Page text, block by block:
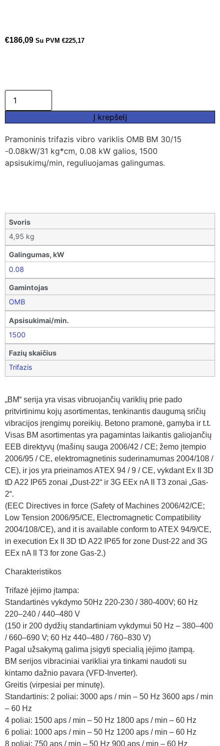
€186,09 Su PVM €225,17
Į krepšelį
Pramoninis trifazis vibro variklis OMB BM 30/15
-0.08kW/31 kg*cm, 0.08 kW galios, 1500
apsisukimų/min, reguliuojamas galingumas.
Svoris
4,95 kg
Galingumas, kW
0.08
Gamintojas
OMB
Apsisukimai/min.
1500
Fazių skaičius
Trifazis
„BM“ serija yra visas vibruojančių variklių prie pado
pritvirtinimu kojų asortimentas, tenkinantis daugumą sričių
vibracijos įrengimų poreikių. Betono pramonė, gamyba ir t.t.
Visas BM asortimentas yra pagamintas laikantis galiojančių
EEB direktyvų (mašinų sauga 2006/42 / CE; žemo įtempio
2006/95 / CE, elektromagnetinis suderinamumas 2004/108 /
CE), ir jos yra prieinamos ATEX 94 / 9 / CE, vykdant Ex II 3D
tD A22 IP65 zonai „Dust-22“ ir 3G EEx nA II T3 zonai „Gas-
2“.
(EEC Directives in force (Safety of Machines 2006/42/CE;
Low Tension 2006/95/CE, Electromagnetic Compatibility
2004/108/CE), and it is available conform to ATEX 94/9/CE,
in execution Ex II 3D tD A22 IP65 for zone Dust-22 and 3G
EEx nA II T3 for zone Gas-2.)
Charakteristikos
Trifazė įėjimo įtampa:
Standartinės vykdymo 50Hz 220-230 / 380-400V; 60 Hz
220–240 / 440–480 V
(150 ir 200 dydžių standartiniam vykdymui 50 Hz – 380–400
/ 660–690 V; 60 Hz 440–480 / 760–830 V)
Pagal užsakymą galima įsigyti specialią įėjimo įtampą.
BM serijos vibraciniai varikliai yra tinkami naudoti su
kintamo dažnio pavara (VFD-Inverter).
Greitis (virpesiai per minutę).
Standartinis: 2 poliai: 3000 aps / min – 50 Hz 3600 aps / min
– 60 Hz
4 poliai: 1500 aps / min – 50 Hz 1800 aps / min – 60 Hz
6 poliai: 1000 aps / min – 50 Hz 1200 aps / min – 60 Hz
8 poliai: 750 aps / min – 50 Hz 900 aps / min – 60 Hz